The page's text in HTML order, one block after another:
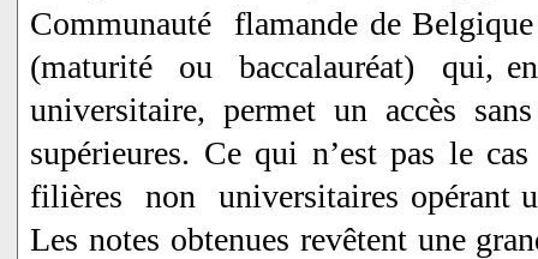
Communauté flamande de
(maturité ou baccalauréat) qui,
universitaire, permet un accès
supérieures. Ce qui n’est pas le
filières non universitaires opérant
Les notes obtenues revêtent une